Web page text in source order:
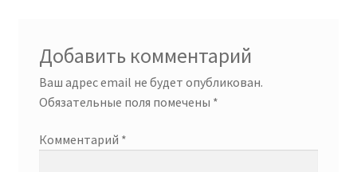
Добавить комментарий
Ваш адрес email не будет опубликован.
Обязательные поля помечены *
Комментарий *